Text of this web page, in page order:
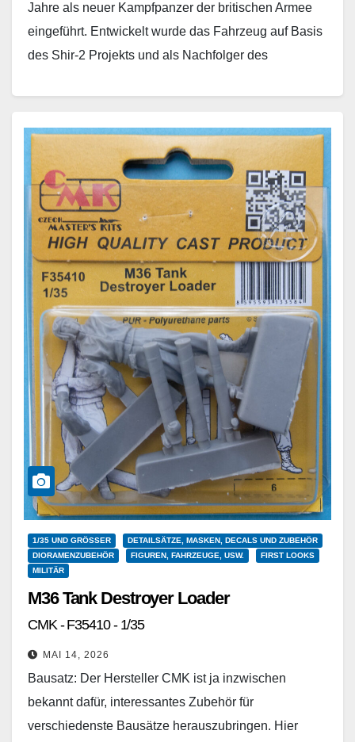
Jahre als neuer Kampfpanzer der britischen Armee
eingeführt. Entwickelt wurde das Fahrzeug auf Basis
des Shir-2 Projekts und als Nachfolger des
1/35 UND GRÖSSER
DETAILSÄTZE, MASKEN, DECALS UND ZUBEHÖR
DIORAMENZUBEHÖR
FIGUREN, FAHRZEUGE, USW.
FIRST LOOKS
MILITÄR
M36 Tank Destroyer Loader
CMK - F35410 - 1/35
MAI 14, 2026
Bausatz: Der Hersteller CMK ist ja inzwischen
bekannt dafür, interessantes Zubehör für
verschiedenste Bausätze herauszubringen. Hier